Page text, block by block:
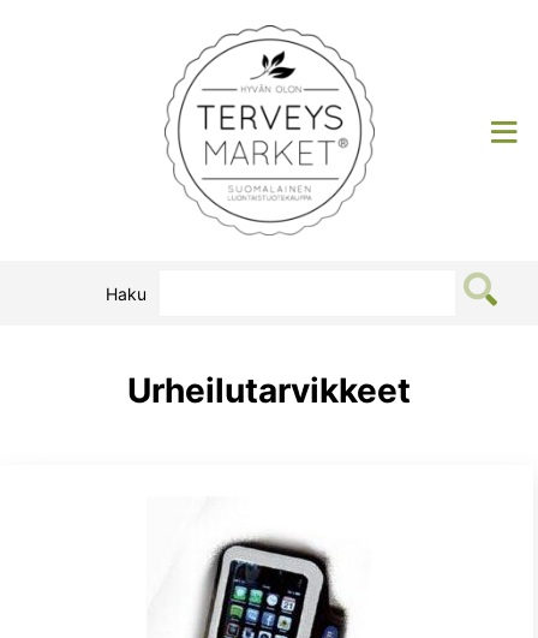
Terveysmarket
Haku
Urheilutarvikkeet